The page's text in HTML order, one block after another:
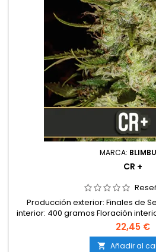
MARCA:
CR +
Producción exterior: Finales de
interior: 400 gramos Floración
exterior: No Autofloreciente: No
mass x AK47 Efectos: Física y
3 metros CBD: No Sabor:
22,45 €
 Añadir al